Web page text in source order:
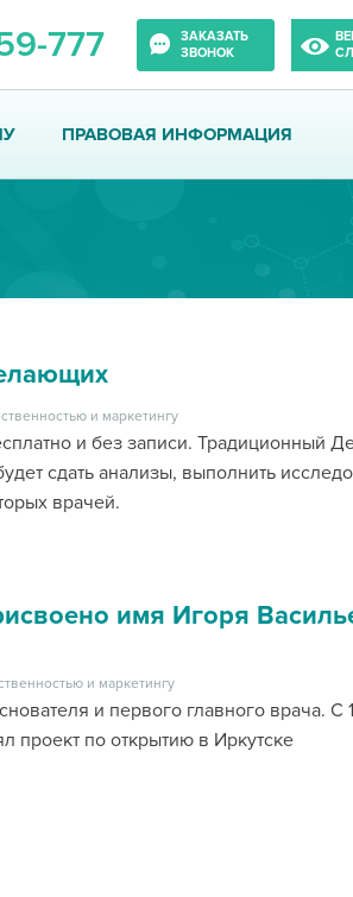
777
ЗАКАЗАТЬ
ЗВОНОК
ПРАВОВАЯ ИНФОРМАЦИЯ
и маркетингу
и без записи. Традиционный
сдать анализы, выполнить
врачей.
имя Игоря
и маркетингу
и первого главного врача. С
проект по открытию в Иркутске